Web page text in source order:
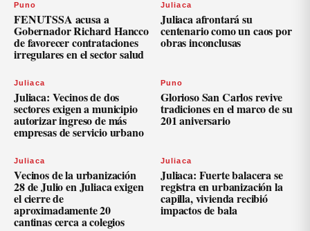
Puno
FENUTSSA acusa a
Gobernador Richard Hancco
de favorecer contrataciones
irregulares en el sector salud
Juliaca
Juliaca afrontará su
centenario como un caos por
obras inconclusas
Juliaca
Juliaca: Vecinos de dos
sectores exigen a municipio
autorizar ingreso de más
empresas de servicio urbano
Puno
Glorioso San Carlos revive
tradiciones en el marco de su
201 aniversario
Juliaca
Vecinos de la urbanización
28 de Julio en Juliaca exigen
el cierre de
aproximadamente 20
cantinas cerca a colegios
Juliaca
Juliaca: Fuerte balacera se
registra en urbanización la
capilla, vivienda recibió
impactos de bala